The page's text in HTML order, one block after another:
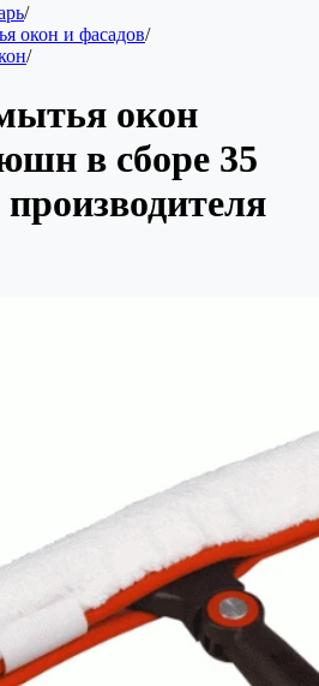
/
окон и фасадов/
/
окон
в сборе 35